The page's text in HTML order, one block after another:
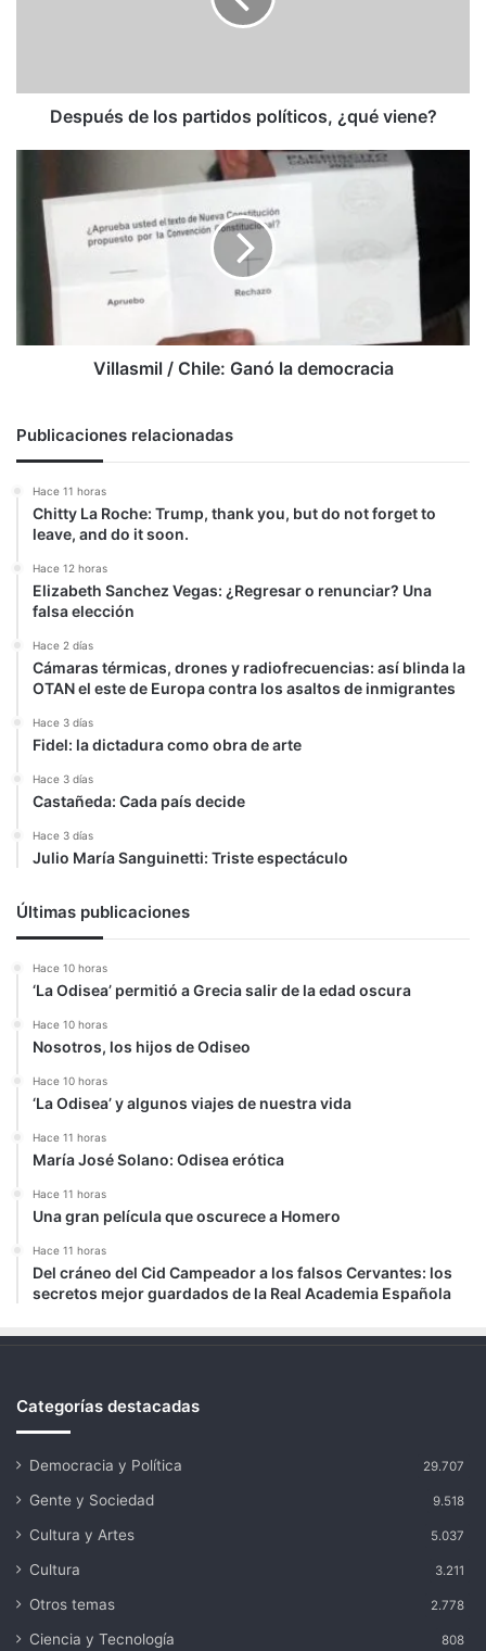
Después de los partidos políticos, ¿qué viene?
Chile:
Ganó
democracia
Villasmil / Chile: Ganó la democracia
Publicaciones relacionadas
Hace 11 horas
Chitty La Roche: Trump, thank you, but do not forget to
leave, and do it soon.
Hace 12 horas
Elizabeth Sanchez Vegas: ¿Regresar o renunciar? Una
falsa elección
Hace 2 días
Cámaras térmicas, drones y radiofrecuencias: así blinda la
OTAN el este de Europa contra los asaltos de inmigrantes
Hace 3 días
Fidel: la dictadura como obra de arte
Hace 3 días
Castañeda: Cada país decide
Hace 3 días
Julio María Sanguinetti: Triste espectáculo
Últimas publicaciones
Hace 10 horas
‘La Odisea’ permitió a Grecia salir de la edad oscura
Hace 10 horas
Nosotros, los hijos de Odiseo
Hace 10 horas
‘La Odisea’ y algunos viajes de nuestra vida
Hace 11 horas
María José Solano: Odisea erótica
Hace 11 horas
Una gran película que oscurece a Homero
Hace 11 horas
Del cráneo del Cid Campeador a los falsos Cervantes: los
secretos mejor guardados de la Real Academia Española
Categorías destacadas
Democracia y Política 29.707
Gente y Sociedad 9.518
Cultura y Artes 5.037
Cultura 3.211
Otros temas 2.778
Ciencia y Tecnología 808